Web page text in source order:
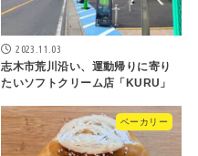
2023.11.03
志木市荒川沿い、運動帰りに寄り
たいソフトクリーム店「KURU」
ベーカリー